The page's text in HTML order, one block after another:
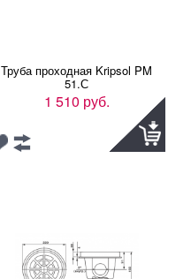
Труба проходная Kripsol PM
51.С
1 510 руб.